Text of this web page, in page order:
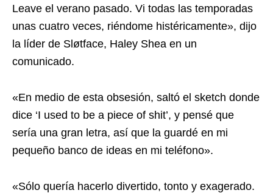
Leave el verano pasado. Vi todas las temporadas
unas cuatro veces, riéndome histéricamente», dijo
la líder de Sløtface, Haley Shea en un
comunicado.
«En medio de esta obsesión, saltó el sketch donde
dice ‘I used to be a piece of shit’, y pensé que
sería una gran letra, así que la guardé en mi
pequeño banco de ideas en mi teléfono».
«Sólo quería hacerlo divertido, tonto y exagerado.